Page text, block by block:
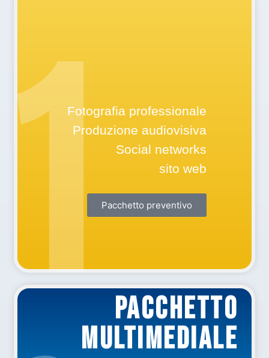
AVVIAMENTO
Fotografia professionale
Produzione audiovisiva
Social networks
sito web
Pacchetto preventivo
1PACCHETTO
Multimediale